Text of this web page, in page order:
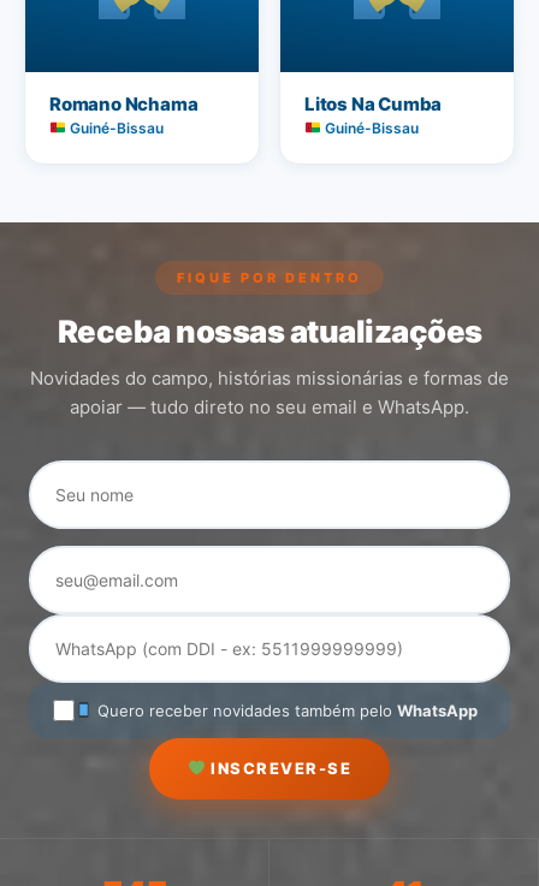
Romano Nchama
Guiné-Bissau
Litos Na Cumba
Guiné-Bissau
FIQUE POR DENTRO
Receba nossas atualizações
Novidades do campo, histórias missionárias e formas de
apoiar — tudo direto no seu email e WhatsApp.
Quero receber novidades também pelo WhatsApp
INSCREVER-SE